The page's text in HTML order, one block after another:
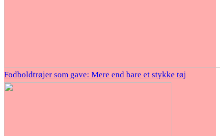
Fodboldtrøjer som gave: Mere end bare et stykke tøj